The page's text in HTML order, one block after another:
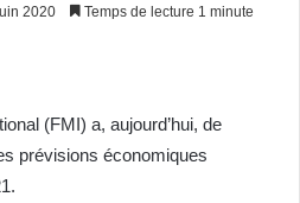
2020 Temps de lecture 1 minute
(FMI) a, aujourd’hui, de
prévisions économiques